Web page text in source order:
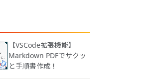
【VSCode拡張機能】
Markdown PDFでサクッ
と手順書作成！